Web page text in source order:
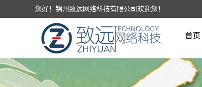
您好！锦州致远网络科技有限公司欢迎您！
首页